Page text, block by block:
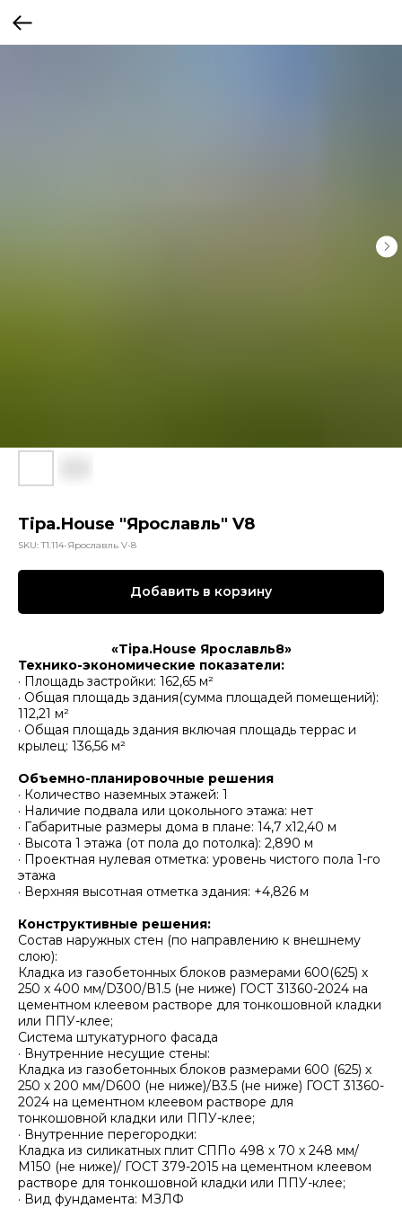
Tipa.House "Ярославль" V8
SKU:T1.114-Ярославль V-8
Добавить в корзину
«Tipa.House Ярославль8»
Технико-экономические показатели:
· Площадь застройки: 162,65 м²
· Общая площадь здания(сумма площадей помещений):
112,21 м²
· Общая площадь здания включая площадь террас и
крылец: 136,56 м²
Объемно-планировочные решения
· Количество наземных этажей: 1
· Наличие подвала или цокольного этажа: нет
· Габаритные размеры дома в плане: 14,7 х12,40 м
· Высота 1 этажа (от пола до потолка): 2,890 м
· Проектная нулевая отметка: уровень чистого пола 1-го
этажа
· Верхняя высотная отметка здания: +4,826 м
Конструктивные решения:
Состав наружных стен (по направлению к внешнему
слою):
Кладка из газобетонных блоков размерами 600(625) х
250 х 400 мм/D300/В1.5 (не ниже) ГОСТ 31360-2024 на
цементном клеевом растворе для тонкошовной кладки
или ППУ-клее;
Система штукатурного фасада
· Внутренние несущие стены:
Кладка из газобетонных блоков размерами 600 (625) х
250 х 200 мм/D600 (не ниже)/В3.5 (не ниже) ГОСТ 31360-
2024 на цементном клеевом растворе для
тонкошовной кладки или ППУ-клее;
· Внутренние перегородки:
Кладка из силикатных плит СППо 498 х 70 х 248 мм/
М150 (не ниже)/ ГОСТ 379-2015 на цементном клеевом
растворе для тонкошовной кладки или ППУ-клее;
· Вид фундамента: МЗЛФ